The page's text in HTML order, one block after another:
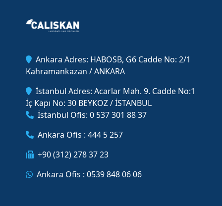
Ankara Adres: HABOSB, G6 Cadde No: 2/1
Kahramankazan / ANKARA
İstanbul Adres: Acarlar Mah. 9. Cadde No:1
İç Kapı No: 30 BEYKOZ / İSTANBUL
İstanbul Ofis: 0 537 301 88 37
Ankara Ofis : 444 5 257
+90 (312) 278 37 23
Ankara Ofis : 0539 848 06 06